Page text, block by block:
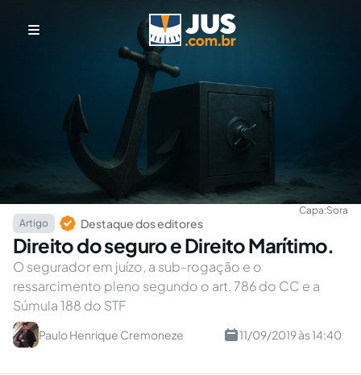
Capa:Sora
Artigo
Destaque dos editores
Direito do seguro e Direito Marítimo.
O segurador em juízo, a sub-rogação e o
ressarcimento pleno segundo o art. 786 do CC e a
Súmula 188 do STF
Paulo Henrique Cremoneze 11/09/2019 às 14:40